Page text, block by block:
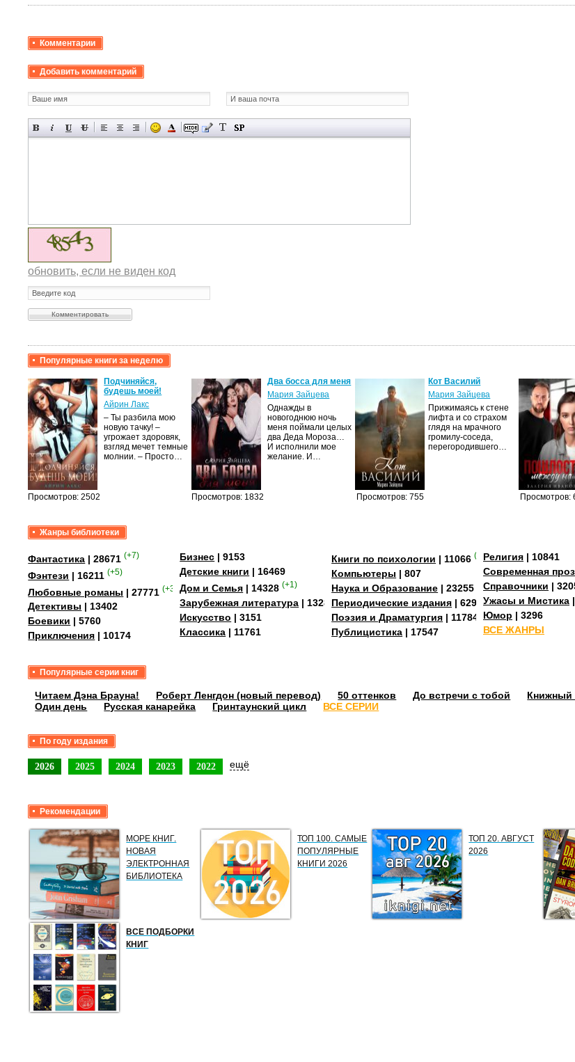
Комментарии
Добавить комментарий
обновить, если не виден код
Популярные книги за неделю
Просмотров: 2502
Подчиняйся,
будешь моей!
Айрин Лакс
– Ты разбила мою
новую тачку! –
угрожает здоровяк,
взгляд мечет темные
молнии. – Просто…
Просмотров: 1832
Два босса для меня
Мария Зайцева
Однажды в
новогоднюю ночь
меня поймали целых
два Деда Мороза…
И исполнили мое
желание. И…
Просмотров: 755
Кот Василий
Мария Зайцева
Прижимаясь к стене
лифта и со страхом
глядя на мрачного
громилу-соседа,
перегородившего…
Просмотров:
Жанры библиотеки
Фантастика | 28671 (+7)
Фэнтези | 16211 (+5)
Любовные романы | 27771 (+35)
Детективы | 13402
Боевики | 5760
Приключения | 10174
Бизнес | 9153
Детские книги | 16469
Дом и Семья | 14328 (+1)
Зарубежная литература | 13288
Искусство | 3151
Классика | 11761
Книги по психологии | 11066 (+3)
Компьютеры | 807
Наука и Образование | 23255
Периодические издания | 629
Поэзия и Драматургия | 11784
Публицистика | 17547
Религия | 10841
Современная
Справочники |
Ужасы и Мистика
Юмор | 3296
ВСЕ ЖАНРЫ
Популярные серии книг
Читаем Дэна Брауна! Роберт Ленгдон (новый перевод) 50 оттенков До встречи с тобой
Книжный
Один день
Русская канарейка Гринтаунский цикл ВСЕ СЕРИИ
По году издания
2026 2025 2024 2023 2022 ещё
Рекомендации
МОРЕ КНИГ.
НОВАЯ
ЭЛЕКТРОННАЯ
БИБЛИОТЕКА
ТОП 100. САМЫЕ
ПОПУЛЯРНЫЕ
КНИГИ 2026
ТОП 20. АВГУСТ
2026
ВСЕ ПОДБОРКИ
КНИГ